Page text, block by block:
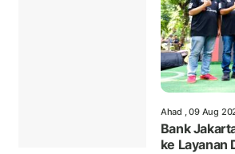
Ahad , 09 Aug
Bank
ke Layanan